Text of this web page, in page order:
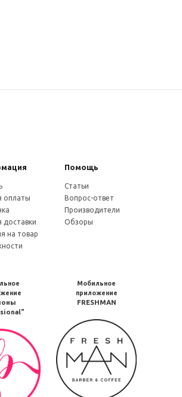
Помощь
оплаты
доставки
на товар
Статьи
Вопрос-ответ
Производители
Обзоры
Мобильное
приложение
Салоны
Professional
в
Мобильное
приложение
FRESHMAN
Мобильное
приложение
FRESHMAN
в
Google